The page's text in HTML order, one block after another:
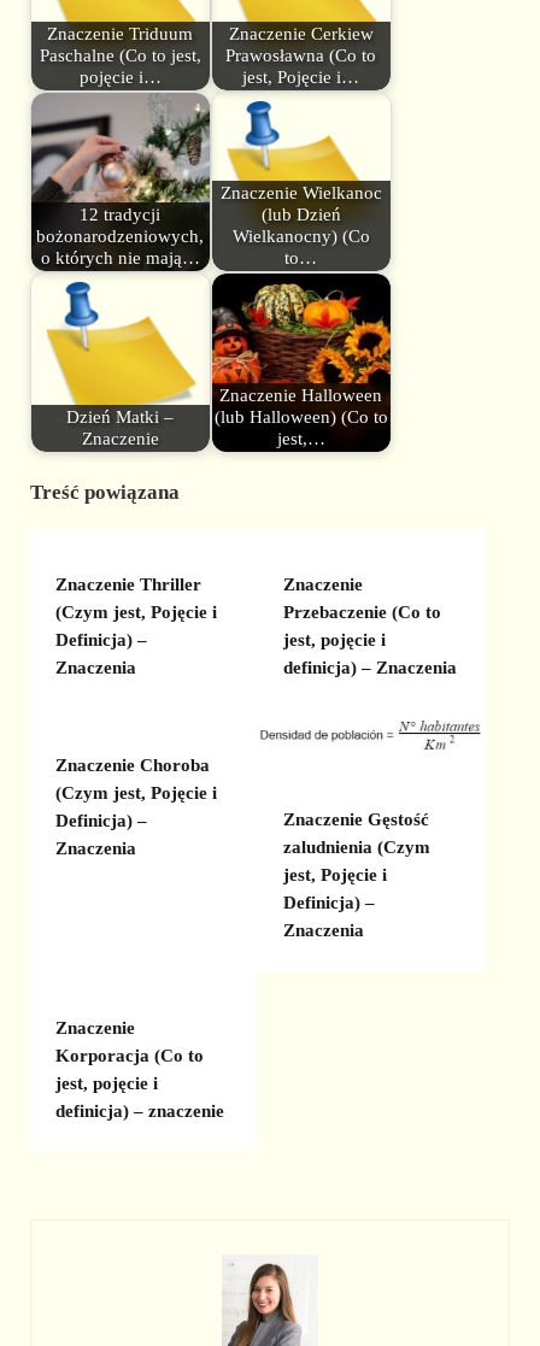
Znaczenie Triduum
Paschalne (Co to jest,
pojęcie i…
Znaczenie Cerkiew
Prawosławna (Co to
jest, Pojęcie i…
12 tradycji
bożonarodzeniowych,
o których nie mają…
Znaczenie Wielkanoc
(lub Dzień
Wielkanocny) (Co
to…
Dzień Matki –
Znaczenie
Znaczenie Halloween
(lub Halloween) (Co to
jest,…
Treść powiązana
Znaczenie Thriller
(Czym jest, Pojęcie i
Definicja) –
Znaczenia
Znaczenie
Przebaczenie (Co to
jest, pojęcie i
definicja) – Znaczenia
Znaczenie Choroba
(Czym jest, Pojęcie i
Definicja) –
Znaczenia
Znaczenie Gęstość
zaludnienia (Czym
jest, Pojęcie i
Definicja) –
Znaczenia
Znaczenie
Korporacja (Co to
jest, pojęcie i
definicja) – znaczenie